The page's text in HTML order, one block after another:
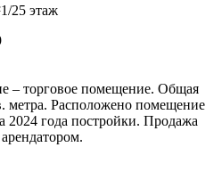
1/25 этаж
– торговое помещение. Общая
метра. Расположено помещение
2024 года постройки. Продажа